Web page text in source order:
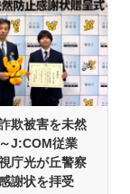
欺被害を未然
J:COM従業
庁光が丘警察
謝状を拝受